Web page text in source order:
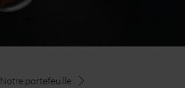
Notre portefeuille